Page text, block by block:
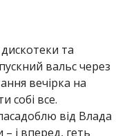
та
вальс через
вечірка на
собі все.
від Влада
і вперед, геть